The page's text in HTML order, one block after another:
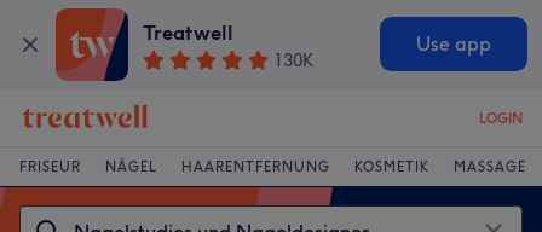
Treatwell
130K
Use app
LOGIN
FRISEUR NÄGEL HAARENTFERNUNG KOSMETIK MASSAGE